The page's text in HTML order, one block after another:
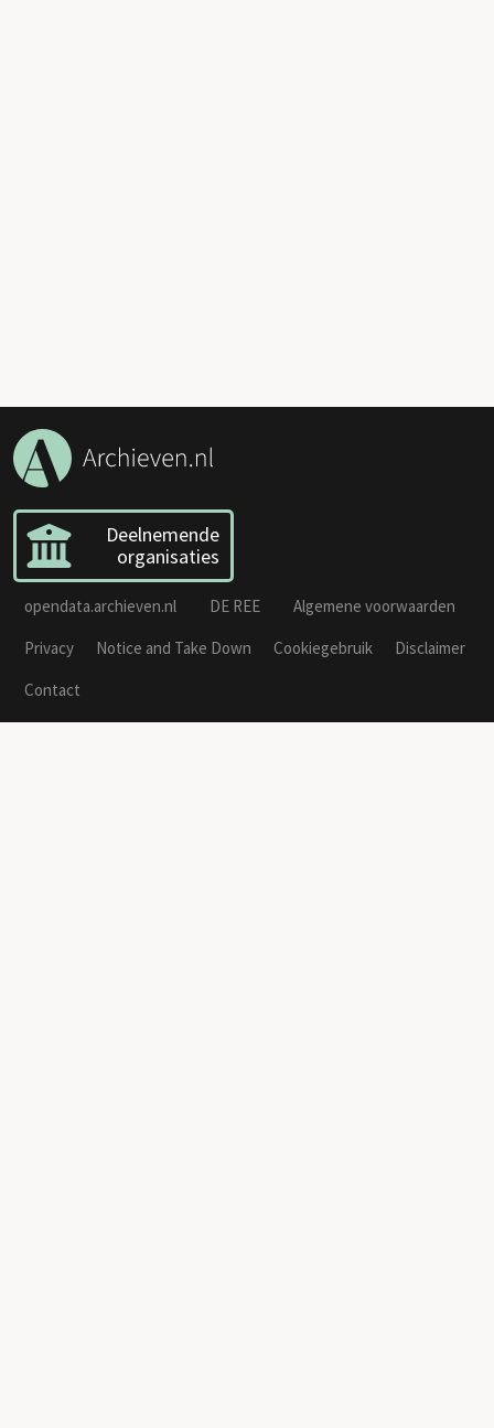
Deelnemende
organisaties
opendata.archieven.nl DE REE
Algemene voorwaarden
Privacy
Notice and Take Down Cookiegebruik
Disclaimer
Contact